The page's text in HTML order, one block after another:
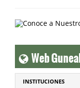
Web
INSTITUCIONES